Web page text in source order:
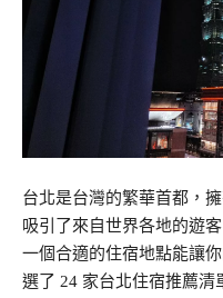
台北是台灣的繁華首都，
吸引了來自世界各地的遊
一個合適的住宿地點能讓
選了 24 家台北住宿推薦清